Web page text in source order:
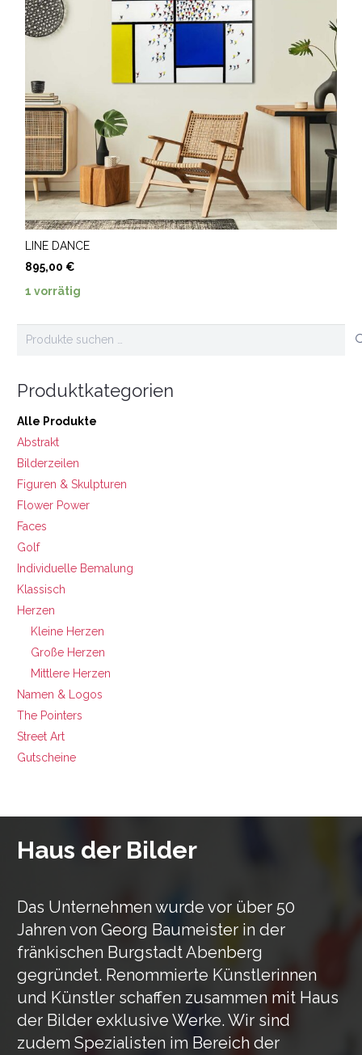
LINE DANCE
895,00 €
1 vorrätig
nach:
Produktkategorien
Alle Produkte
Abstrakt
Bilderzeilen
Figuren & Skulpturen
Flower Power
Faces
Golf
Individuelle Bemalung
Klassisch
Herzen
Kleine Herzen
Große Herzen
Mittlere Herzen
Namen & Logos
The Pointers
Street Art
Gutscheine
Haus der Bilder
Das Unternehmen wurde vor über 50
Jahren von Georg Baumeister in der
fränkischen Burgstadt Abenberg
gegründet. Renommierte Künstlerinnen
und Künstler schaffen zusammen mit Haus
der Bilder exklusive Werke. Wir sind
zudem Spezialisten im Bereich der